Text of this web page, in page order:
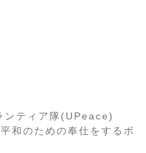
ンティア隊(UPeace)
和のための奉仕をするボ